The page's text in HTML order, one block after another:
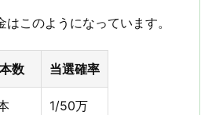
このようになっています。
本数 当選確率
1/50万